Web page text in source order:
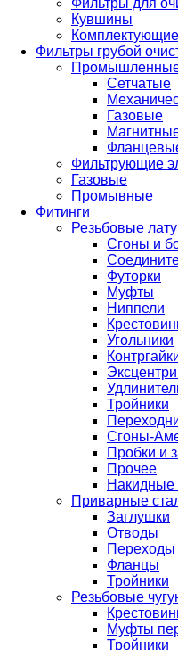
Кувшины
Фильтры грубой
Сетчатые
Газовые
Фильтрующие
Газовые
Промывные
Фитинги
Резьбовые
Сгоны и
Футорки
Муфты
Ниппели
Угольники
Тройники
Сгоны-
Пробки и
Прочее
Накидные
Приварные
Заглушки
Отводы
Переходы
Фланцы
Тройники
Резьбовые
Муфты
Тройники